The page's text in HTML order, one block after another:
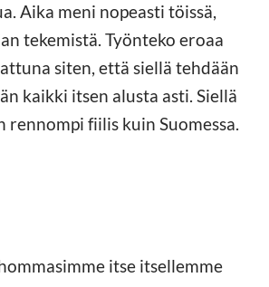
Aika meni nopeasti töissä,
tekemistä. Työnteko eroaa
siten, että siellä tehdään
kaikki itsen alusta asti. Siellä
rennompi fiilis kuin Suomessa.
itse itsellemme